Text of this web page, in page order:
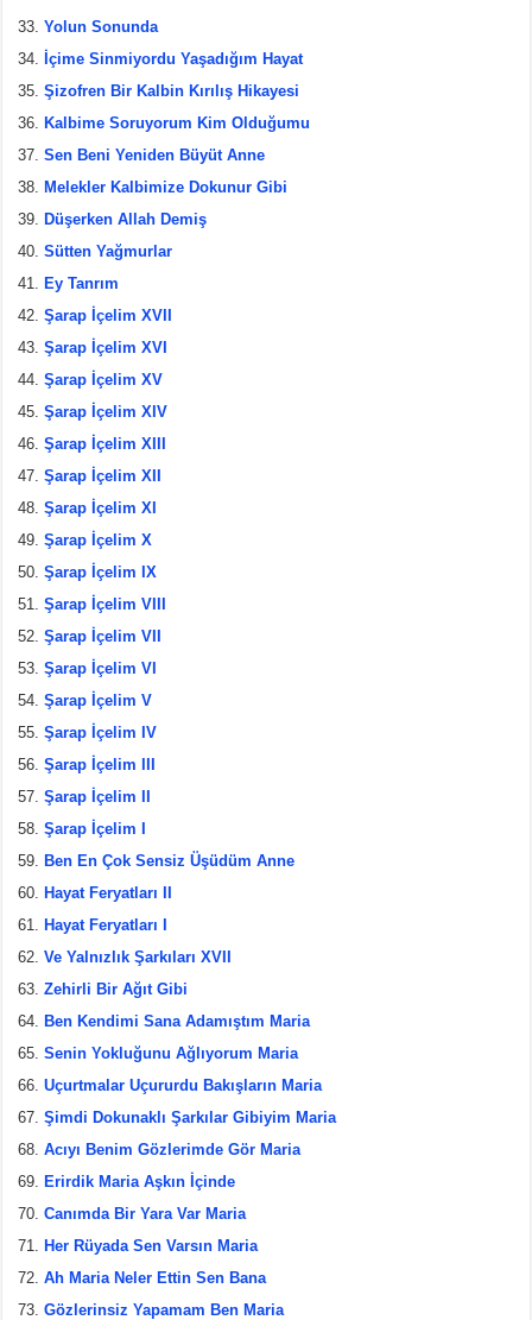
Yolun Sonunda
İçime Sinmiyordu Yaşadığım Hayat
Şizofren Bir Kalbin Kırılış Hikayesi
Kalbime Soruyorum Kim Olduğumu
Sen Beni Yeniden Büyüt Anne
Melekler Kalbimize Dokunur Gibi
Düşerken Allah Demiş
Sütten Yağmurlar
Ey Tanrım
Şarap İçelim XVII
Şarap İçelim XVI
Şarap İçelim XV
Şarap İçelim XIV
Şarap İçelim XIII
Şarap İçelim XII
Şarap İçelim XI
Şarap İçelim X
Şarap İçelim IX
Şarap İçelim VIII
Şarap İçelim VII
Şarap İçelim VI
Şarap İçelim V
Şarap İçelim IV
Şarap İçelim III
Şarap İçelim II
Şarap İçelim I
Ben En Çok Sensiz Üşüdüm Anne
Hayat Feryatları II
Hayat Feryatları I
Ve Yalnızlık Şarkıları XVII
Zehirli Bir Ağıt Gibi
Ben Kendimi Sana Adamıştım Maria
Senin Yokluğunu Ağlıyorum Maria
Uçurtmalar Uçururdu Bakışların Maria
Şimdi Dokunaklı Şarkılar Gibiyim Maria
Acıyı Benim Gözlerimde Gör Maria
Erirdik Maria Aşkın İçinde
Canımda Bir Yara Var Maria
Her Rüyada Sen Varsın Maria
Ah Maria Neler Ettin Sen Bana
Gözlerinsiz Yapamam Ben Maria